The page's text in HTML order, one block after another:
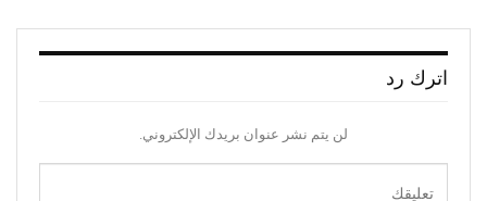
اترك رد
لن يتم نشر عنوان بريدك الإلكتروني.